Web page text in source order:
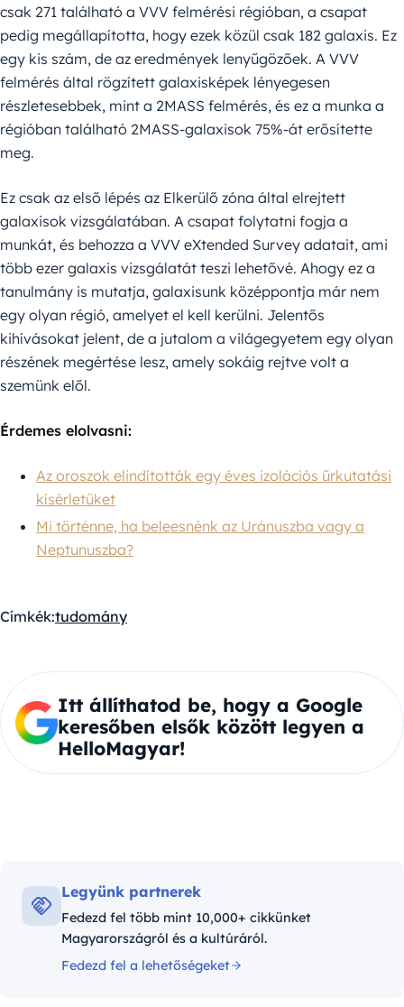
csak 271 található a VVV felmérési régióban, a csapat
pedig megállapította, hogy ezek közül csak 182 galaxis. Ez
egy kis szám, de az eredmények lenyűgözőek. A VVV
felmérés által rögzített galaxisképek lényegesen
részletesebbek, mint a 2MASS felmérés, és ez a munka a
régióban található 2MASS-galaxisok 75%-át erősítette
meg.
Ez csak az első lépés az Elkerülő zóna által elrejtett
galaxisok vizsgálatában. A csapat folytatni fogja a
munkát, és behozza a VVV eXtended Survey adatait, ami
több ezer galaxis vizsgálatát teszi lehetővé. Ahogy ez a
tanulmány is mutatja, galaxisunk középpontja már nem
egy olyan régió, amelyet el kell kerülni. Jelentős
kihívásokat jelent, de a jutalom a világegyetem egy olyan
részének megértése lesz, amely sokáig rejtve volt a
szemünk elől.
Érdemes elolvasni:
Az oroszok elindították egy éves izolációs űrkutatási
kísérletüket
Mi történne, ha beleesnénk az Uránuszba vagy a
Neptunuszba?
Címkék:tudomány
Itt állíthatod be, hogy a Google
keresőben elsők között legyen a
HelloMagyar!
Legyünk partnerek
Fedezd fel több mint 10,000+ cikkünket
Magyarországról és a kultúráról.
Fedezd fel a lehetőségeket